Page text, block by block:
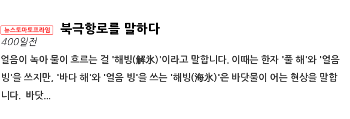
북극항로를 말하다
400일전
얼음이 녹아 물이 흐르는 걸 '해빙(解氷)'이라고 말합니다. 이때는 한자 '풀 해'와 '얼음
빙'을 쓰지만, '바다 해'와 '얼음 빙'을 쓰는 '해빙(海氷)'은 바닷물이 어는 현상을 말합
니다. 바닷...